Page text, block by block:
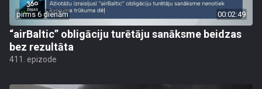
pirms 6 dienām 00:02:49
“airBaltic” obligāciju turētāju sanāksme beidzas
bez rezultāta
411. epizode